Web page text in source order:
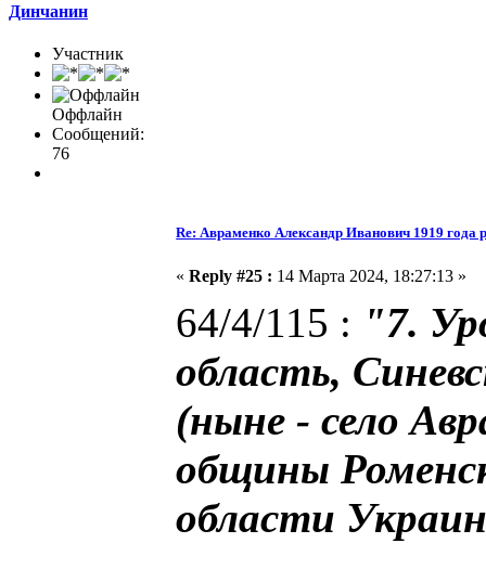
Динчанин
Участник
Оффлайн
Сообщений:
76
Re: Авраменко Александр Иванович 1919 года
«Reply #25 : 14 Марта 2024, 18:27:13 »
64/4/115 : "7.
область,
(ныне - село
общины
области